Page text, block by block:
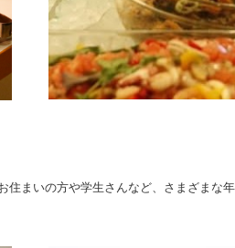
住まいの方や学生さんなど、さまざまな